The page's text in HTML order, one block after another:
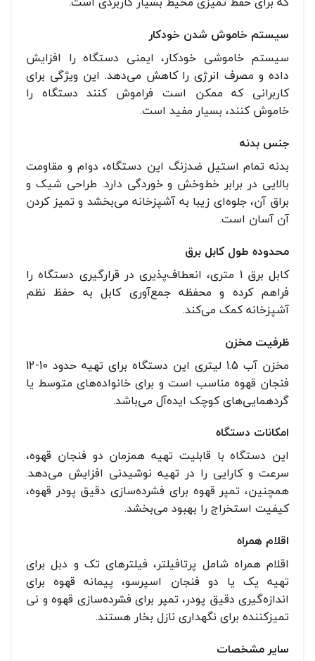
سیستم خاموش شدن خودکار
سیستم خاموشی خودکار، ایمنی دستگاه را افزایش
داده و مصرف انرژی را کاهش می‌دهد. این ویژگی برای
کاربرانی که ممکن است فراموش کنند دستگاه را
خاموش کنند، بسیار مفید است.
جنس بدنه
بدنه تمام استیل ضدزنگ این دستگاه، دوام و مقاومت
بالایی در برابر خط‌وخش و خوردگی دارد. طراحی شیک و
براق آن، جلوه‌ای زیبا به آشپزخانه می‌بخشد و تمیز کردن
آن آسان است.
محدوده طول کابل برق
کابل برق 1 متری، انعطاف‌پذیری در قرارگیری دستگاه را
فراهم کرده و محفظه جمع‌آوری کابل به حفظ نظم
آشپزخانه کمک می‌کند.
ظرفیت مخزن
مخزن آب 1.5 لیتری این دستگاه برای تهیه حدود 10-12
فنجان قهوه مناسب است و برای خانواده‌های متوسط یا
گردهمایی‌های کوچک ایده‌آل می‌باشد.
امکانات دستگاه
این دستگاه با قابلیت تهیه همزمان دو فنجان قهوه،
سرعت و کارایی را در تهیه نوشیدنی افزایش می‌دهد.
همچنین، تمپر قهوه برای فشرده‌سازی دقیق پودر قهوه،
کیفیت استخراج را بهبود می‌بخشد.
اقلام همراه
اقلام همراه شامل پرتافیلتر، فیلترهای تک و دبل برای
تهیه یک یا دو فنجان اسپرسو، پیمانه قهوه برای
اندازه‌گیری دقیق پودر، تمپر برای فشرده‌سازی قهوه و نی
تمیزکننده برای نگهداری نازل بخار هستند.
سایر مشخصات